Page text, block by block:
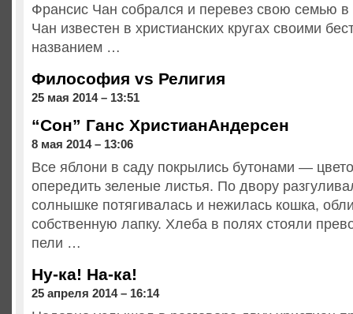
Франсис Чан собрался и перевез свою семью
Чан известен в христианских кругах своими
названием …
Философия vs Религия
25 мая 2014 – 13:51
“Сон” Ганс ХристианАндерсен
8 мая 2014 – 13:06
Все яблони в саду покрылись бутонами —
опередить зеленые листья. По двору
солнышке потягивалась и нежилась кошка,
собственную лапку. Хлеба в полях стояли
пели …
Ну-ка! На-ка!
25 апреля 2014 – 16:14